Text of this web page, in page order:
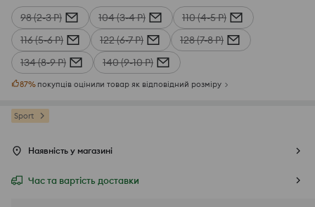
98 (2-3 Р) 104 (3-4 Р)
110 (4-5 Р)
116 (5-6 Р)
122 (6-7 Р)
128 (7-8 Р)
134 (8-9 Р)
140 (9-10 Р)
87% покупців оцінили товар як відповідний розміру
Sport
Наявність у магазині
Час та вартість доставки